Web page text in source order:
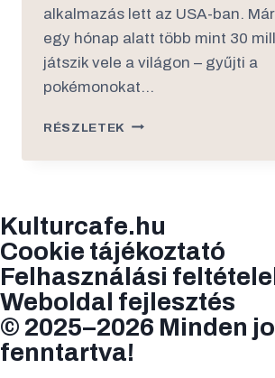
alkalmazás lett az USA-ban.
egy hónap alatt több mint 30
játszik vele a világon – gyűjti a
pokémonokat…
RÉSZLETEK
Kulturcafe.hu
Cookie tájékoztató
Felhasználási
Weboldal fejlesztés
© 2025–2026 Minden
fenntartva!